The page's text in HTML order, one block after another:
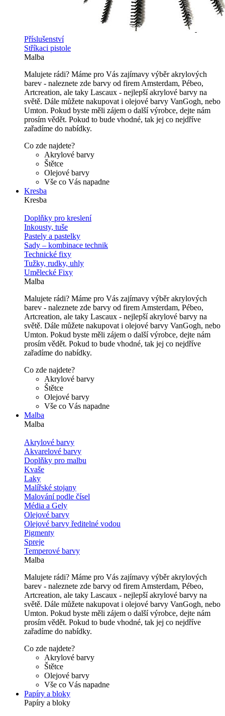
Příslušenství
Stříkaci pistole
Malba
Malujete rádi? Máme pro Vás zajímavy výběr akrylových
barev - naleznete zde barvy od firem Amsterdam, Pébeo,
Artcreation, ale taky Lascaux - nejlepší akrylové barvy na
světě. Dále můžete nakupovat i olejové barvy VanGogh, nebo
Umton. Pokud byste měli zájem o další výrobce, dejte nám
prosím vědět. Pokud to bude vhodné, tak jej co nejdříve
zařadíme do nabídky.
Co zde najdete?
Akrylové barvy
Štětce
Olejové barvy
Vše co Vás napadne
Kresba
Kresba
Doplňky pro kreslení
Inkousty, tuše
Pastely a pastelky
Sady – kombinace technik
Technické fixy
Tužky, rudky, uhly
Umělecké Fixy
Malba
Malujete rádi? Máme pro Vás zajímavy výběr akrylových
barev - naleznete zde barvy od firem Amsterdam, Pébeo,
Artcreation, ale taky Lascaux - nejlepší akrylové barvy na
světě. Dále můžete nakupovat i olejové barvy VanGogh, nebo
Umton. Pokud byste měli zájem o další výrobce, dejte nám
prosím vědět. Pokud to bude vhodné, tak jej co nejdříve
zařadíme do nabídky.
Co zde najdete?
Akrylové barvy
Štětce
Olejové barvy
Vše co Vás napadne
Malba
Malba
Akrylové barvy
Akvarelové barvy
Doplňky pro malbu
Kvaše
Laky
Malířské stojany
Malování podle čísel
Média a Gely
Olejové barvy
Olejové barvy ředitelné vodou
Pigmenty
Spreje
Temperové barvy
Malba
Malujete rádi? Máme pro Vás zajímavy výběr akrylových
barev - naleznete zde barvy od firem Amsterdam, Pébeo,
Artcreation, ale taky Lascaux - nejlepší akrylové barvy na
světě. Dále můžete nakupovat i olejové barvy VanGogh, nebo
Umton. Pokud byste měli zájem o další výrobce, dejte nám
prosím vědět. Pokud to bude vhodné, tak jej co nejdříve
zařadíme do nabídky.
Co zde najdete?
Akrylové barvy
Štětce
Olejové barvy
Vše co Vás napadne
Papíry a bloky
Papíry a bloky